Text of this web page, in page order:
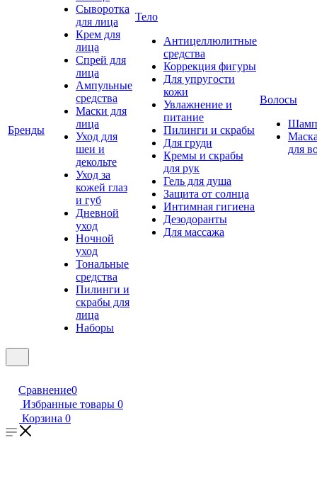
Бренды
Сыворотка
для лица
Крем для
лица
Спрей для
лица
Ампульные
средства
Маски для
лица
Уход для
шеи и
декольте
Уход за
кожей глаз
и губ
Дневной
уход
Ночной
уход
Тональные
средства
Пилинги и
скрабы для
лица
Наборы
Тело
Антицеллюлитные
средства
Коррекция фигуры
Для упругости
кожи
Увлажнение и
питание
Пилинги и скрабы
Для груди
Кремы и скрабы
для рук
Гель для душа
Защита от солнца
Интимная гигиена
Дезодоранты
Для массажа
Волосы
для
Сравнение0
Избранные товары 0
Корзина 0